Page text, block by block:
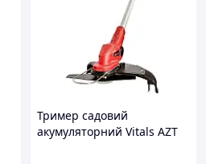
Тример садовий
акумуляторний Vitals AZT